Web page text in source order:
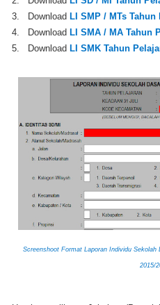
3. Download LI SMP / MTs Tahun
4. Download LI SMA / MA Tahun
5. Download LI SMK Tahun
Screenshoot Format Laporan Individu
2015/